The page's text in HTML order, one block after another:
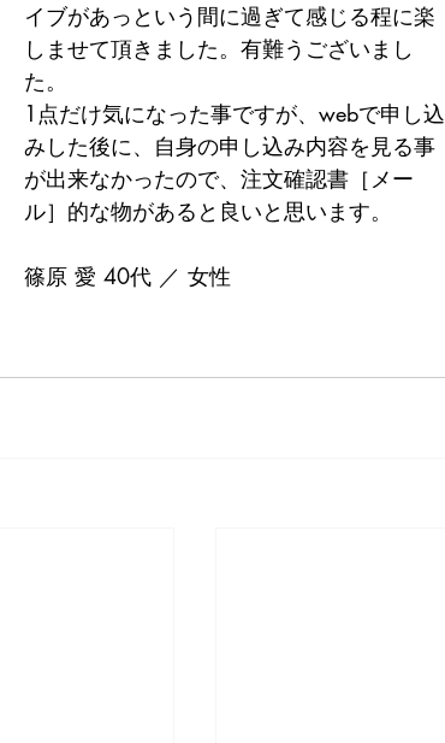
イブがあっという間に過ぎて感じる程に楽
しませて頂きました。有難うございまし
た。
1点だけ気になった事ですが、webで申し込
みした後に、自身の申し込み内容を見る事
が出来なかったので、注文確認書［メー
ル］的な物があると良いと思います。
篠原 愛 40代 ／ 女性